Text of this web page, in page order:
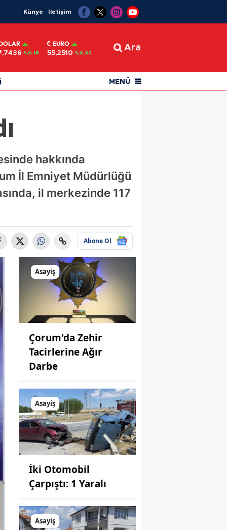
Künye İletişim
%0.18
EURO
55,2510 %0.32
Ara
MENÜ
hakkında
İl Emniyet Müdürlüğü
il merkezinde 117
Abone Ol
Asayiş
Çorum'da Zehir
Tacirlerine Ağır
Darbe
Asayiş
İki Otomobil
Çarpıştı: 1 Yaralı
Asayiş